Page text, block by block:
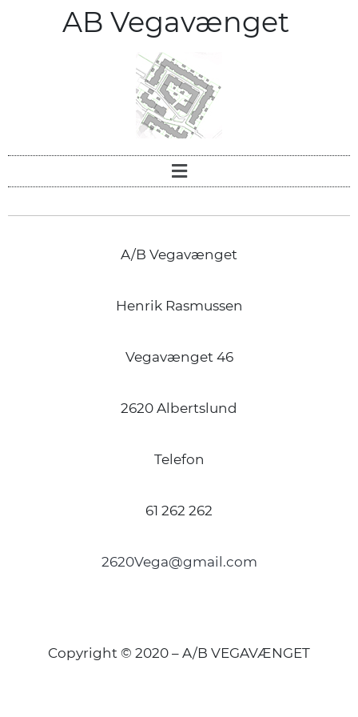
AB Vegavænget
A/B Vegavænget
Henrik Rasmussen
Vegavænget 46
2620 Albertslund
Telefon
61 262 262
2620Vega@gmail.com
Copyright © 2020 – A/B VEGAVÆNGET